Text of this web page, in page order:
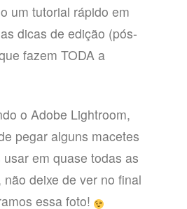
um tutorial rápido em
dicas de edição (pós-
fazem TODA a
o Adobe Lightroom,
pegar alguns macetes
em quase todas as
deixe de ver no final
essa foto!